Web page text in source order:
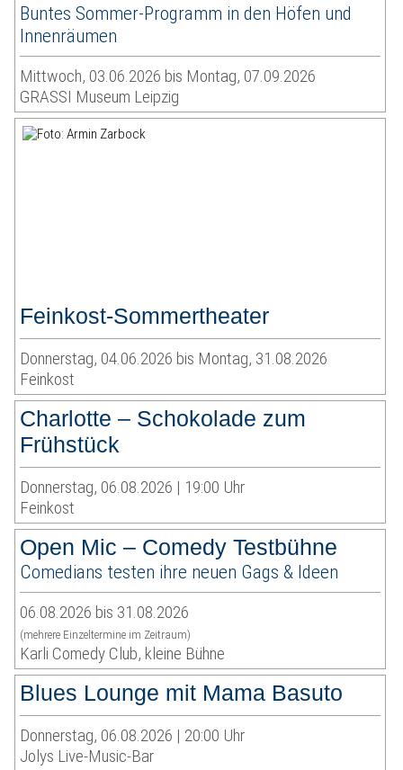
Buntes Sommer-Programm in den Höfen und
Innenräumen
Mittwoch, 03.06.2026 bis Montag, 07.09.2026
GRASSI Museum Leipzig
Feinkost-Sommertheater
Donnerstag, 04.06.2026 bis Montag, 31.08.2026
Feinkost
Charlotte – Schokolade zum
Frühstück
Donnerstag, 06.08.2026 | 19:00 Uhr
Feinkost
Open Mic – Comedy Testbühne
Comedians testen ihre neuen Gags & Ideen
06.08.2026 bis 31.08.2026
(mehrere Einzeltermine im Zeitraum)
Karli Comedy Club, kleine Bühne
Blues Lounge mit Mama Basuto
Donnerstag, 06.08.2026 | 20:00 Uhr
Jolys Live-Music-Bar